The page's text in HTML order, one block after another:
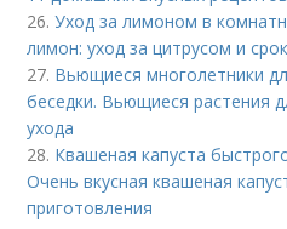
26.Уход за лимоном в
лимон: уход за цитрусом и
27. Вьющиеся многолетники
беседки. Вьющиеся растения
ухода
28. Квашеная капуста
Очень вкусная квашеная
приготовления